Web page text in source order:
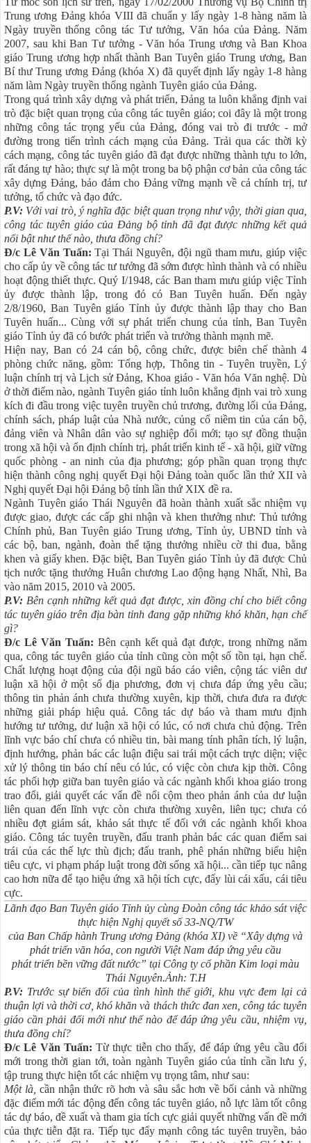
Trung ương Đảng khóa VIII đã chuẩn y lấy ngày 1-8 hàng năm là
Ngày truyền thống công tác Tư tưởng, Văn hóa của Đảng. Năm
2007, sau khi Ban Tư tưởng - Văn hóa Trung ương và Ban Khoa
giáo Trung ương hợp nhất thành Ban Tuyên giáo Trung ương, Ban
Bí thư Trung ương Đảng (khóa X) đã quyết định lấy ngày 1-8 hàng
năm làm Ngày truyền thống ngành Tuyên giáo của Đảng.
Trong quá trình xây dựng và phát triển, Đảng ta luôn khẳng định vai
trò đặc biệt quan trọng của công tác tuyên giáo; coi đây là một trong
những công tác trọng yếu của Đảng, đóng vai trò đi trước - mở
đường trong tiến trình cách mạng của Đảng. Trải qua các thời kỳ
cách mạng, công tác tuyên giáo đã đạt được những thành tựu to lớn,
rất đáng tự hào; thực sự là một trong ba bộ phận cơ bản của công tác
xây dựng Đảng, bảo đảm cho Đảng vững mạnh về cả chính trị, tư
tưởng, tổ chức và đạo đức.
P.V: Với vai trò, ý nghĩa đặc biệt quan trọng như vậy, thời gian qua,
công tác tuyên giáo của Đảng bộ tỉnh đã đạt được những kết quả
nổi bật như thế nào, thưa đồng chí?
Đ/c Lê Văn Tuấn:Tại Thái Nguyên, đội ngũ tham mưu, giúp việc
cho cấp ủy về công tác tư tưởng đã sớm được hình thành và có nhiều
hoạt động thiết thực. Quý I/1948, các Ban tham mưu giúp việc Tỉnh
ủy được thành lập, trong đó có Ban Tuyên huấn. Đến ngày
2/8/1960, Ban Tuyên giáo Tỉnh ủy được thành lập thay cho Ban
Tuyên huấn... Cùng với sự phát triển chung của tỉnh, Ban Tuyên
giáo Tỉnh ủy đã có bước phát triển và trưởng thành mạnh mẽ.
Hiện nay, Ban có 24 cán bộ, công chức, được biên chế thành 4
phòng chức năng, gồm: Tổng hợp, Thông tin - Tuyên truyền, Lý
luận chính trị và Lịch sử Đảng, Khoa giáo - Văn hóa Văn nghệ. Dù
ở thời điểm nào, ngành Tuyên giáo tỉnh luôn khẳng định vai trò xung
kích đi đầu trong việc tuyên truyền chủ trương, đường lối của Đảng,
chính sách, pháp luật của Nhà nước, củng cố niềm tin của cán bộ,
đảng viên và Nhân dân vào sự nghiệp đổi mới; tạo sự đồng thuận
trong xã hội và ổn định chính trị, phát triển kinh tế - xã hội, giữ vững
quốc phòng - an ninh của địa phương; góp phần quan trọng thực
hiện thành công nghị quyết Đại hội Đảng toàn quốc lần thứ XII và
Nghị quyết Đại hội Đảng bộ tỉnh lần thứ XIX đề ra.
Ngành Tuyên giáo Thái Nguyên đã hoàn thành xuất sắc nhiệm vụ
được giao, được các cấp ghi nhận và khen thưởng như: Thủ tướng
Chính phủ, Ban Tuyên giáo Trung ương, Tỉnh ủy, UBND tỉnh và
các bộ, ban, ngành, đoàn thể tặng thưởng nhiều cờ thi đua, bằng
khen và giấy khen. Đặc biệt, Ban Tuyên giáo Tỉnh ủy đã được Chủ
tịch nước tặng thưởng Huân chương Lao động hạng Nhất, Nhì, Ba
vào năm 2015, 2010 và 2005.
P.V: Bên cạnh những kết quả đạt được, xin đồng chí cho biết công
tác tuyên giáo trên địa bàn tỉnh đang gặp những khó khăn, hạn chế
gì?
Đ/c Lê Văn Tuấn: Bên cạnh kết quả đạt được, trong những năm
qua, công tác tuyên giáo của tỉnh cũng còn một số tồn tại, hạn chế.
Chất lượng hoạt động của đội ngũ báo cáo viên, cộng tác viên dư
luận xã hội ở một số địa phương, đơn vị chưa đáp ứng yêu cầu;
thông tin phản ánh chưa thường xuyên, kịp thời, chưa đưa ra được
những giải pháp hiệu quả. Công tác dự báo và tham mưu định
hướng tư tưởng, dư luận xã hội có lúc, có nơi chưa chủ động. Trên
lĩnh vực báo chí chưa có nhiều tin, bài mang tính phân tích, lý luận,
định hướng, phản bác các luận điệu sai trái một cách trực diện; việc
xử lý thông tin báo chí nêu có lúc, có việc còn chưa kịp thời. Công
tác phối hợp giữa ban tuyên giáo và các ngành khối khoa giáo trong
trao đổi, giải quyết các vấn đề nổi cộm theo phản ánh của dư luận
liên quan đến lĩnh vực còn chưa thường xuyên, liên tục; chưa có
nhiều đợt giám sát, khảo sát thực tế đối với các ngành khối khoa
giáo. Công tác tuyên truyền, đấu tranh phản bác các quan điểm sai
trái của các thế lực thù địch; đấu tranh, phê phán những biểu hiện
tiêu cực, vi phạm pháp luật trong đời sống xã hội... cần tiếp tục nâng
cao hơn nữa để tạo hiệu ứng xã hội tích cực, đẩy lùi cái xấu, cái tiêu
cực.
Lãnh đạo Ban Tuyên giáo Tỉnh ủy cùng Đoàn công tác khảo sát việc
thực hiện Nghị quyết số 33-NQ/TW
của Ban Chấp hành Trung ương Đảng (khóa XI) về “Xây dựng và
phát triển văn hóa, con người Việt Nam đáp ứng yêu cầu
phát triển bền vững đất nước” tại Công ty cổ phần Kim loại màu
Thái Nguyên.Ảnh: T.H
P.V: Trước sự biến đổi của tình hình thế giới, khu vực đem lại cả
thuận lợi và thời cơ, khó khăn và thách thức đan xen, công tác tuyên
giáo cần phải đổi mới như thế nào để đáp ứng yêu cầu, nhiệm vụ,
thưa đồng chí?
Đ/c Lê Văn Tuấn:Từ thực tiễn cho thấy, để đáp ứng yêu cầu đổi
mới trong thời gian tới, toàn ngành Tuyên giáo của tỉnh cần lưu ý,
tập trung thực hiện tốt các nhiệm vụ trọng tâm, như sau:
Một là, cần nhận thức rõ hơn và sâu sắc hơn về bối cảnh và những
đặc điểm mới tác động đến công tác tuyên giáo, nỗ lực làm tốt công
tác dự báo, đề xuất và tham gia tích cực giải quyết những vấn đề mới
của thực tiễn đặt ra. Tiếp tục đẩy mạnh công tác tuyên truyền, bảo